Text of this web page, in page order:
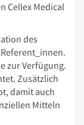
Cellex Medical
des
zur Verfügung.
Zusätzlich
damit auch
Mitteln